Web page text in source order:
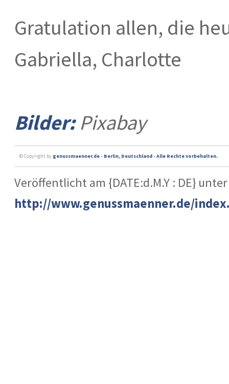
Gratulation allen, die
Gabriella, Charlotte
Bilder:Pixabay
© Copyright by genussmaenner.de - Berlin, Deutschland - Alle Rechte vorbehalten.
Veröffentlicht am {DATE:d.M.Y : DE}
http://www.genussmaenner.de/